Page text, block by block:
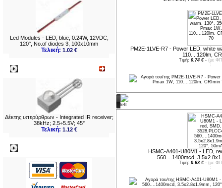
Led Modules - LED, blue, 0.24W, 12VDC,
120°, No.of diodes 3, 100x10mm
Τελική: 1.02 €
Δέκτης υπερύρθρων - Integrated IR receiver;
38kHz; 2.5÷5.5V; 45°
Τελική: 1.12 €
PM2E-1LVE-R7 - Power LED, white
110....120lm,
Τιμή: 0.74 €- (με
HSMC-A401-U80M1 - LED,
560....1400mcd,
Τιμή: 0.63 €- (με